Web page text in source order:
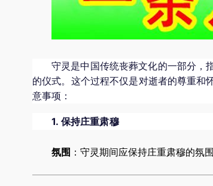
守灵是中国传统丧葬文化的一部分，
的仪式。这个过程不仅是对逝者的尊重和
意事项：
1.保持庄重肃穆
氛围 ：守灵期间应保持庄重肃穆的氛